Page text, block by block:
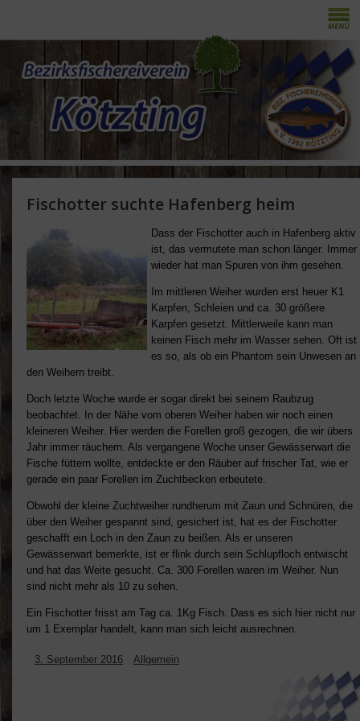
Fischotter suchte Hafenberg heim
Dass der Fischotter auch in Hafenberg aktiv
ist, das vermutete man schon länger. Immer
wieder hat man Spuren von ihm gesehen.
Im mittleren Weiher wurden erst heuer K1
Karpfen, Schleien und ca. 30 größere
Karpfen gesetzt. Mittlerweile kann man
keinen Fisch mehr im Wasser sehen. Oft ist
es so, als ob ein Phantom sein Unwesen an
den Weihern treibt.
Doch letzte Woche wurde er sogar direkt bei seinem Raubzug
beobachtet. In der Nähe vom oberen Weiher haben wir noch einen
kleineren Weiher. Hier werden die Forellen groß gezogen, die wir übers
Jahr immer räuchern. Als vergangene Woche unser Gewässerwart die
Fische füttern wollte, entdeckte er den Räuber auf frischer Tat, wie er
gerade ein paar Forellen im Zuchtbecken erbeutete.
Obwohl der kleine Zuchtweiher rundherum mit Zaun und Schnüren, die
über den Weiher gespannt sind, gesichert ist, hat es der Fischotter
geschafft ein Loch in den Zaun zu beißen. Als er unseren
Gewässerwart bemerkte, ist er flink durch sein Schlupfloch entwischt
und hat das Weite gesucht. Ca. 300 Forellen waren im Weiher. Nun
sind nicht mehr als 10 zu sehen.
Ein Fischotter frisst am Tag ca. 1Kg Fisch. Dass es sich hier nicht nur
um 1 Exemplar handelt, kann man sich leicht ausrechnen.
3. September 2016 Allgemein